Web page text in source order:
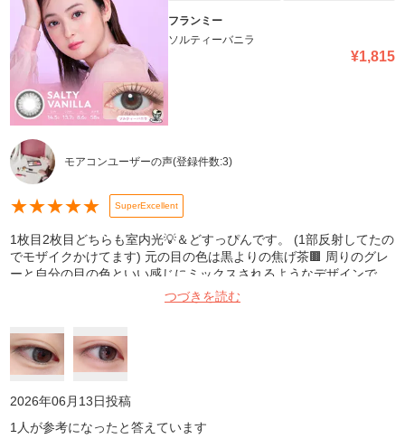
フランミー
ソルティーバニラ
¥1,815
モアコンユーザーの声(登録件数:3)
★★★★★ SuperExcellent
1枚目2枚目どちらも室内光💡＆どすっぴんです。 (1部反射してたの
でモザイクかけてます) 元の目の色は黒よりの焦げ茶🟫 周りのグレ
ーと自分の目の色といい感じにミックスされるようなデザインで、
ナチュラルに発色してくれます👀 カラコン！って感じはしないから
めっちゃ発色求めてる人には❌かなぁ。 私は今までで1番自分の目
つづきを読む
2026年06月13日投稿
1 人が参考になったと答えています